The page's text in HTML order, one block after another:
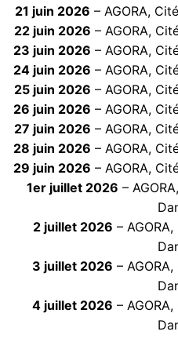
21 juin 2026 – AGORA,
22 juin 2026 – AGORA,
23 juin 2026 – AGORA,
24 juin 2026 – AGORA,
25 juin 2026 – AGORA,
26 juin 2026 – AGORA,
27 juin 2026 – AGORA,
28 juin 2026 – AGORA,
29 juin 2026 – AGORA,
1er juillet 2026 –
2 juillet 2026 –
3 juillet 2026 –
4 juillet 2026 –